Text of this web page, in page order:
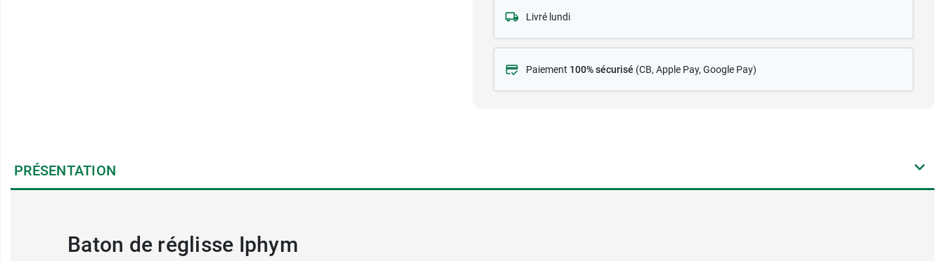
Livré lundi
Paiement 100% sécurisé (CB, Apple Pay, Google Pay)
PRÉSENTATION
Baton de réglisse Iphym